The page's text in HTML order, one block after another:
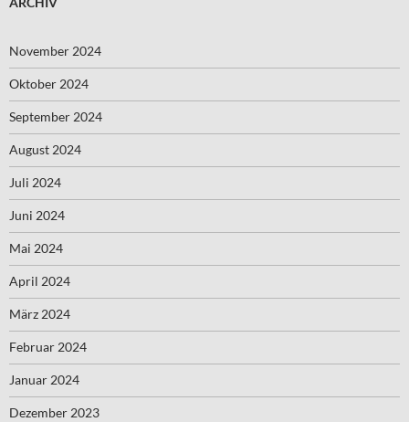
November 2024
Oktober 2024
September 2024
August 2024
Juli 2024
Juni 2024
Mai 2024
April 2024
März 2024
Februar 2024
Januar 2024
Dezember 2023